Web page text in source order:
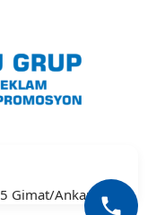
Gimat/Ankara